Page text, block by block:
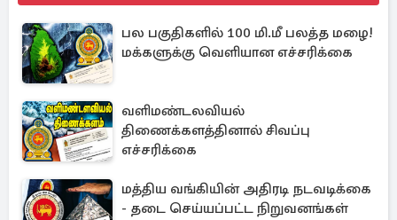
பல பகுதிகளில் 100 மி.மீ பலத்த மழை!
மக்களுக்கு வெளியான எச்சரிக்கை
வளிமண்டலவியல்
திணைக்களத்தினால் சிவப்பு
எச்சரிக்கை
மத்திய வங்கியின் அதிரடி நடவடிக்கை
- தடை செய்யப்பட்ட நிறுவனங்கள்